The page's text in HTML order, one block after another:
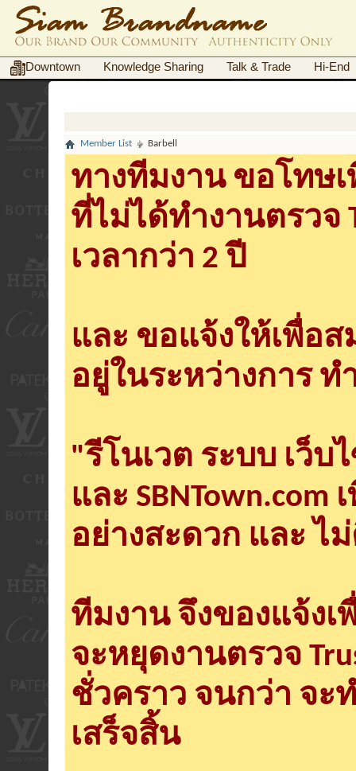
Downtown Knowledge Sharing Talk & Trade Hi-End
Member List Barbell
ทางทีมงาน ขอโทษ
ที่ไม่ได้ทำงานตรวจ
เวลากว่า 2 ปี
และ ขอแจ้งให้เพื่อ
อยู่ในระหว่างการ ท
"รีโนเวต ระบบ เว็บ
และ
อย่างสะดวก และ ไ
ทีมงาน จึงของแจ้ง
จะหยุดงานตรวจ
ชั่วคราว จนกว่า จะ
เสร็จสิ้น